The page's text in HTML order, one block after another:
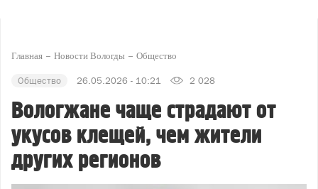
Главная Новости Вологды Общество
Общество 26.05.2026 - 10:21 2 028
Вологжане чаще страдают от
укусов клещей, чем жители
других регионов